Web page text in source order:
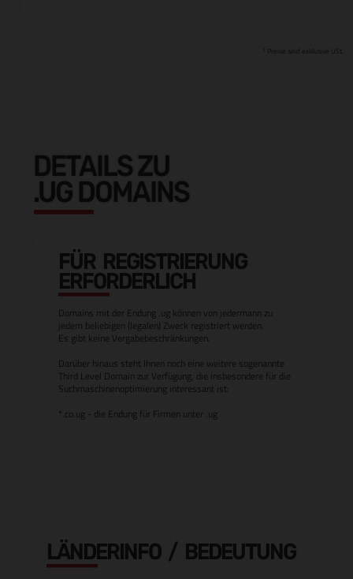
Preise sind exklusive USt.
DETAILS ZU
.UG DOMAINS
FÜR REGISTRIERUNG
ERFORDERLICH
Domains mit der Endung .ug können von jedermann zu
jedem beliebigen (legalen) Zweck registriert werden.
Es gibt keine Vergabebeschränkungen.
Darüber hinaus steht Ihnen noch eine weitere sogenannte
Third Level Domain zur Verfügung, die insbesondere für die
Suchmaschinenoptimierung interessant ist:
*.co.ug - die Endung für Firmen unter .ug
LÄNDERINFO / BEDEUTUNG